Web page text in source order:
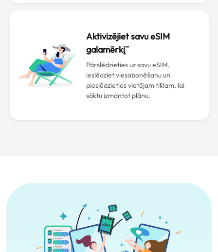
Aktivizējiet savu eSIM
galamērķī
Pārslēdzieties uz savu eSIM,
ieslēdziet viesabonēšanu un
pieslēdzieties vietējam tīklam, lai
sāktu izmantot plānu.